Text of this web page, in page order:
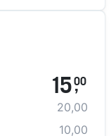
15,
00
20,00
10,00